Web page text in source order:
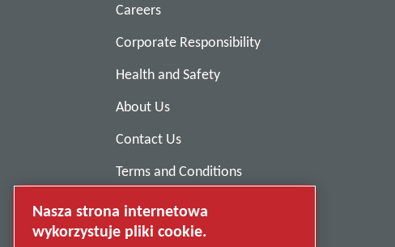
Careers
Corporate Responsibility
Health and Safety
About Us
Contact Us
Terms and Conditions
Anti-Slavery
Privacy Policy
Nasza strona internetowa
wykorzystuje pliki cookie.